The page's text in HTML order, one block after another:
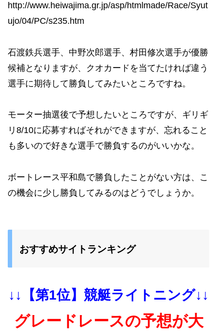
http://www.heiwajima.gr.jp/asp/htmlmade/Race/Syut
ujo/04/PC/s235.htm
石渡鉄兵選手、中野次郎選手、村田修次選手が優勝
候補となりますが、クオカードを当てたければ違う
選手に期待して勝負してみたいところですね。
モーター抽選後で予想したいところですが、ギリギ
リ8/10に応募すればそれができますが、忘れること
も多いので好きな選手で勝負するのがいいかな。
ボートレース平和島で勝負したことがない方は、こ
の機会に少し勝負してみるのはどうでしょうか。
おすすめサイトランキング
↓↓【第1位】競艇ライトニング↓↓
グレードレースの予想が大